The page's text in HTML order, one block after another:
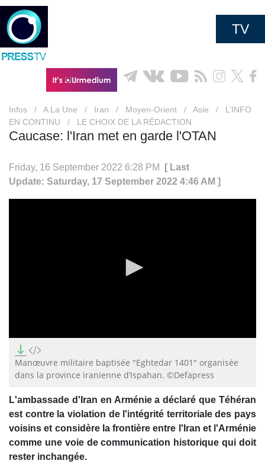
TV
Infos / A La Une / Iran / Moyen-Orient / Asie /
L’INFO
EN CONTINU
/ LE CHOIX DE LA RÉDACTION
Caucase: l'Iran met en garde l'OTAN
Friday, 16 September 2022 6:28 PM
[ Last
Update: Saturday, 17 September 2022 4:46 AM ]
seconds
of
seconds
Manœuvre militaire baptisée "Eghtedar 1401" organisée
dans la province iranienne d’Ispahan. ©Defapress
L'ambassade d'Iran en Arménie a déclaré que Téhéran
est contre la violation de l'intégrité territoriale des pays
voisins et considère la frontière entre l'Iran et l'Arménie
comme une voie de communication historique qui doit
rester inchangée.